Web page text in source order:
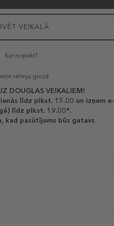
VEIKALĀ
Kur nopirkt?
vēlmju grozā
DOUGLAS VEIKALIEM!
līdz plkst. 15.00 un izņem e-
līdz plkst. 19.00*.
kad pasūtījums būs gatavs